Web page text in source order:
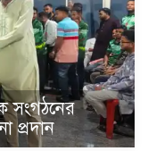
সংগঠনের
প্রদান